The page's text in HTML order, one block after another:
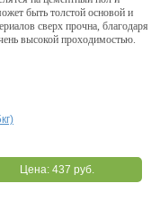
быть толстой основой и
сверх прочна, благодаря
высокой проходимостью.
Цена: 437 руб.